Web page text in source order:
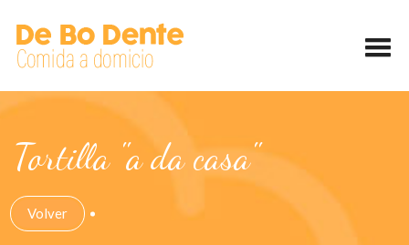
Tortilla "a da casa"
Volver